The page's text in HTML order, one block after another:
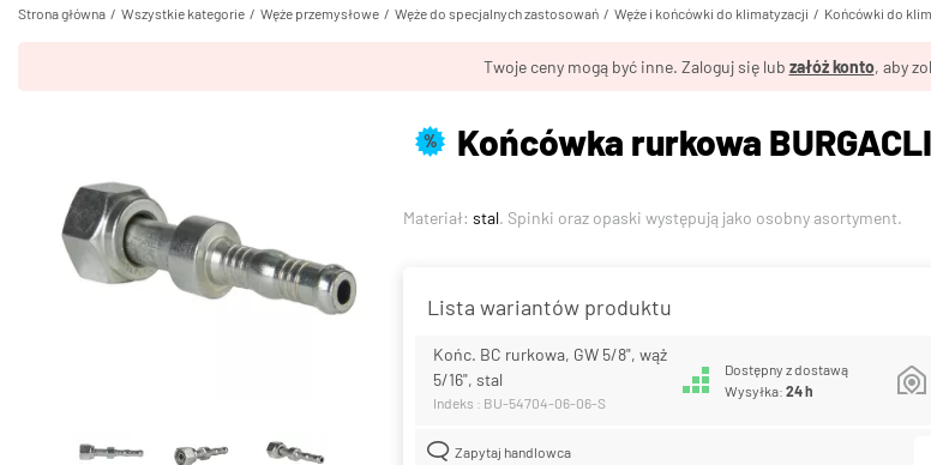
Strona główna Wszystkie kategorie Węże przemysłowe Węże do specjalnych zastosowań Węże i końcówki do klimatyzacji Końcówki do
Twoje ceny mogą być inne. Zaloguj się lub załóż konto, aby
% Końcówka rurkowa
Materiał: stal. Spinki oraz opaski występują jako osobny asortyment.
Lista wariantów produktu
Końc. BC rurkowa, GW 5/8", wąż
5/16", stal
Indeks : BU-54704-06-06-S
Dostępny z dostawą
Wysyłka:24 h
Zapytaj handlowca